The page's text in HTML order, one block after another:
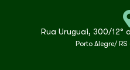
Rua Uruguai, 300/12°
Porto Alegre/ RS